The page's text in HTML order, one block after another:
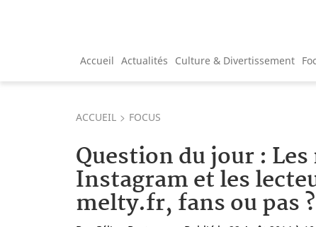
Accueil Actualités Culture & Divertissement
ACCUEIL FOCUS
Question du jour :
Instagram et les
melty.fr, fans ou pas ?